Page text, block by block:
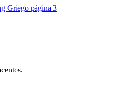
Griego página 3